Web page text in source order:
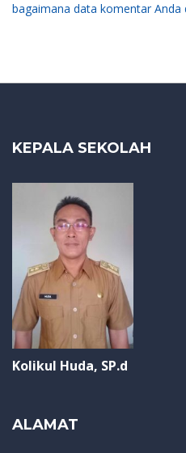
bagaimana data komentar Anda
KEPALA SEKOLAH
Kolikul Huda, SP.d
ALAMAT